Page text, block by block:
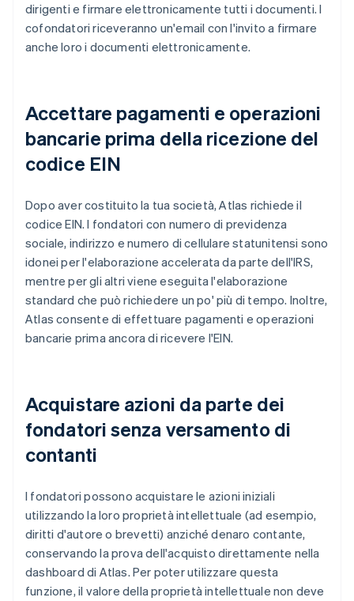
dirigenti e firmare elettronicamente tutti i documenti. I
cofondatori riceveranno un'email con l'invito a firmare
anche loro i documenti elettronicamente.
Accettare pagamenti e operazioni
bancarie prima della ricezione del
codice EIN
Dopo aver costituito la tua società, Atlas richiede il
codice EIN. I fondatori con numero di previdenza
sociale, indirizzo e numero di cellulare statunitensi sono
idonei per l'elaborazione accelerata da parte dell'IRS,
mentre per gli altri viene eseguita l'elaborazione
standard che può richiedere un po' più di tempo. Inoltre,
Atlas consente di effettuare pagamenti e operazioni
bancarie prima ancora di ricevere l'EIN.
Acquistare azioni da parte dei
fondatori senza versamento di
contanti
I fondatori possono acquistare le azioni iniziali
utilizzando la loro proprietà intellettuale (ad esempio,
diritti d'autore o brevetti) anziché denaro contante,
conservando la prova dell'acquisto direttamente nella
dashboard di Atlas. Per poter utilizzare questa
funzione, il valore della proprietà intellettuale non deve